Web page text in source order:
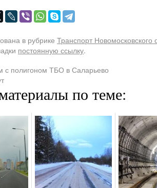
в рубрике Транспорт Новомосковского
постоянную ссылку.
с полигоном ТБО в Саларьево
по теме: